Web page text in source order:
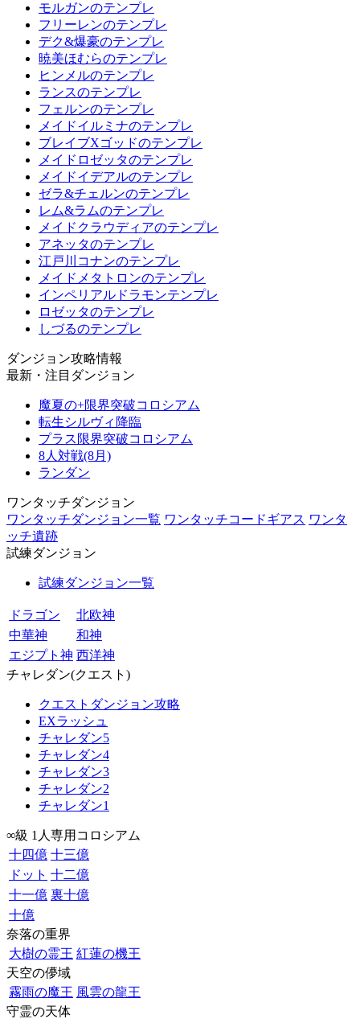
モルガンのテンプレ
フリーレンのテンプレ
デク&爆豪のテンプレ
暁美ほむらのテンプレ
ヒンメルのテンプレ
ランスのテンプレ
フェルンのテンプレ
メイドイルミナのテンプレ
ブレイブXゴッドのテンプレ
メイドロゼッタのテンプレ
メイドイデアルのテンプレ
ゼラ&チェルンのテンプレ
レム&ラムのテンプレ
メイドクラウディアのテンプレ
アネッタのテンプレ
江戸川コナンのテンプレ
メイドメタトロンのテンプレ
インペリアルドラモンテンプレ
ロゼッタのテンプレ
しづるのテンプレ
ダンジョン攻略情報
最新・注目ダンジョン
魔夏の+限界突破コロシアム
転生シルヴィ降臨
プラス限界突破コロシアム
8人対戦(8月)
ランダン
ワンタッチダンジョン
ワンタッチダンジョン一覧 ワンタッチコードギアス ワンタ
ッチ遺跡
試練ダンジョン
試練ダンジョン一覧
ドラゴン
北欧神
中華神
和神
エジプト神 西洋神
チャレダン(クエスト)
クエストダンジョン攻略
EXラッシュ
チャレダン5
チャレダン4
チャレダン3
チャレダン2
チャレダン1
∞級 1人専用コロシアム
十四億 十三億
ドット 十二億
十一億 裏十億
十億
奈落の重界
大樹の霊王 紅蓮の機王
天空の儚域
霧雨の魔王 風雲の龍王
守霊の天体